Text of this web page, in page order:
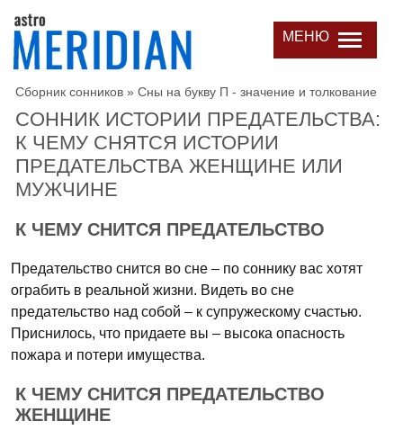
МЕНЮ
Сборник сонников » Сны на букву П - значение и толкование
СОННИК ИСТОРИИ ПРЕДАТЕЛЬСТВА:
К ЧЕМУ СНЯТСЯ ИСТОРИИ
ПРЕДАТЕЛЬСТВА ЖЕНЩИНЕ ИЛИ
МУЖЧИНЕ
К ЧЕМУ СНИТСЯ ПРЕДАТЕЛЬСТВО
Предательство снится во сне – по соннику вас хотят
ограбить в реальной жизни. Видеть во сне
предательство над собой – к супружескому счастью.
Приснилось, что придаете вы – высока опасность
пожара и потери имущества.
К ЧЕМУ СНИТСЯ ПРЕДАТЕЛЬСТВО
ЖЕНЩИНЕ